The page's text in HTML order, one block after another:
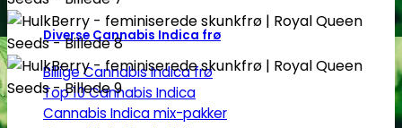
Diverse Cannabis Indica frø
Billige Cannabis Indica frø
Top 10 Cannabis Indica
Cannabis Indica mix-pakker